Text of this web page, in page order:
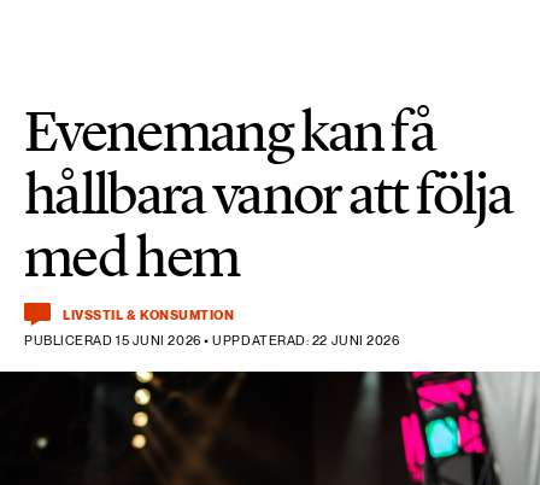
Evenemang kan få
hållbara vanor att följa
med hem
LIVSSTIL & KONSUMTION
PUBLICERAD 15 JUNI 2026 • UPPDATERAD: 22 JUNI 2026